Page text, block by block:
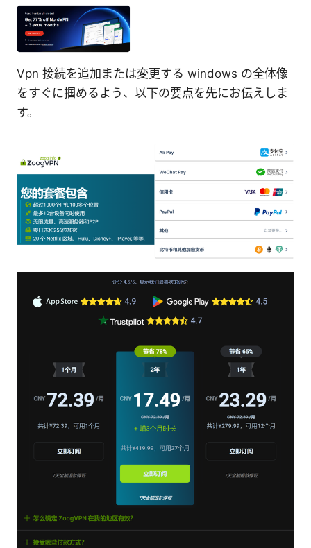
Vpn 接続を追加または変更する windows の全体像
をすぐに掴めるよう、以下の要点を先にお伝えしま
す。